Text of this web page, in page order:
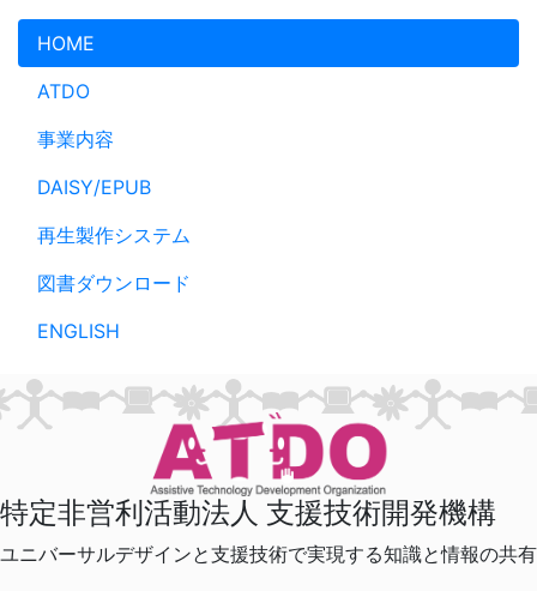
メインコンテンツへスキップ
HOME
ATDO
事業内容
DAISY/EPUB
再生製作システム
図書ダウンロード
ENGLISH
特定非営利活動法人 支援技術開発機構
ユニバーサルデザインと支援技術で実現する知識と情報の共有